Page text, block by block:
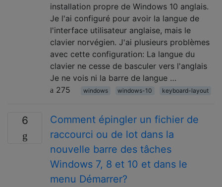
installation propre de Windows 10 anglais.
Je l'ai configuré pour avoir la langue de
l'interface utilisateur anglaise, mais le
clavier norvégien. J'ai plusieurs problèmes
avec cette configuration: La langue du
clavier ne cesse de basculer vers l'anglais
Je ne vois ni la barre de langue …
275
windows windows-10 keyboard-layout
6
Comment épingler un fichier de
raccourci ou de lot dans la
nouvelle barre des tâches
Windows 7, 8 et 10 et dans le
menu Démarrer?